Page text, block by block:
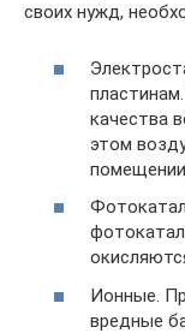
своих нужд,
качества
этом
Ионные.
вредные